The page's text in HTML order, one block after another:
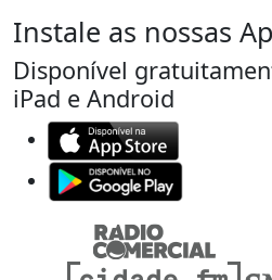
Instale as nossas
Disponível
iPad e Android